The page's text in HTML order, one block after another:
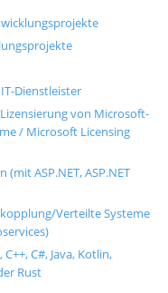
Dienstleister
von Microsoft-
/ Microsoft Licensing
ASP.NET, ASP.NET
Verteilte Systeme
C#, Java, Kotlin,
Rust